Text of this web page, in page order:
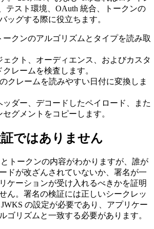
テスト環境、OAuth 統合、トークンの
ッグする際に役立ちます。
ークンのアルゴリズムとタイプを読み取
ェクト、オーディエンス、およびカスタ
レームを検査します。
クレームを読みやすい日付に変換しま
ッダー、デコードしたペイロード、また
グメントをコピーします。
ではありません
トークンの内容がわかりますが、誰が
ドが改ざんされていないか、署名が一
ケーションが受け入れるべきかを証明
ん。署名の検証には正しいシークレッ
の設定が必要であり、アプリケー
ゴリズムと一致する必要があります。